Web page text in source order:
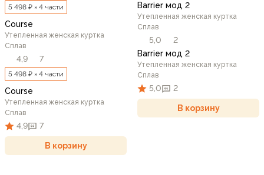
5 498 ₽ × 4 части
Course
Утепленная женская куртка
Сплав
4,9 7
5 498 ₽ × 4 части
Course
Утепленная женская куртка
Сплав
4,9 7
В корзину
Barrier мод 2
Утепленная женская куртка
Сплав
5,0
2
Barrier мод 2
Утепленная женская куртка
Сплав
5,0 2
В корзину